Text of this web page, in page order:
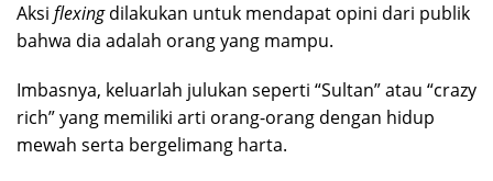
Aksi flexingdilakukan untuk mendapat opini dari publik
bahwa dia adalah orang yang mampu.
Imbasnya, keluarlah julukan seperti “Sultan” atau “crazy
rich” yang memiliki arti orang-orang dengan hidup
mewah serta bergelimang harta.